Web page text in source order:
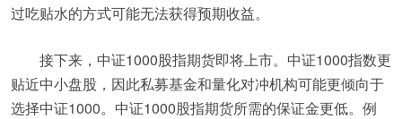
过吃贴水的方式可能无法获得预期收益。
接下来，中证1000股指期货即将上市。中证1000指数更
贴近中小盘股，因此私募基金和量化对冲机构可能更倾向于
选择中证1000。中证1000股指期货所需的保证金更低。例